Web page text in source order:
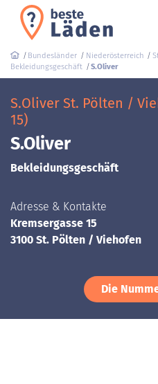
Bundesländer Niederösterreich
Bekleidungsgeschäft
S.Oliver
S.Oliver St. Pölten /
15)
S.Oliver
Bekleidungsgeschäft
Adresse & Kontakte
Kremsergasse 15
3100 St. Pölten / Viehofen
Die